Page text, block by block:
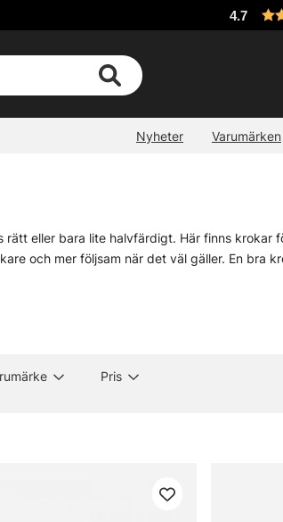
4.7
Nyheter Varumärken
eller bara lite halvfärdigt. Här finns krokar
och mer följsam när det väl gäller. En bra
är det just de där små bitarna som gör att
Pris